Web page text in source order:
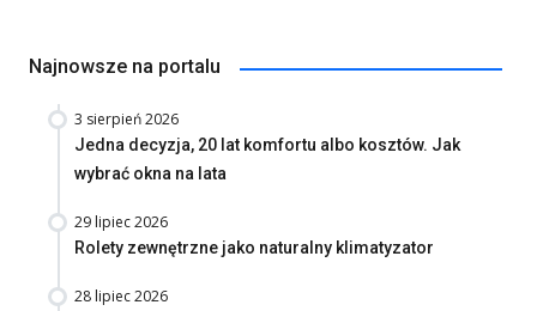
Najnowsze na portalu
3 sierpień 2026
Jedna decyzja, 20 lat komfortu albo kosztów. Jak
wybrać okna na lata
29 lipiec 2026
Rolety zewnętrzne jako naturalny klimatyzator
28 lipiec 2026